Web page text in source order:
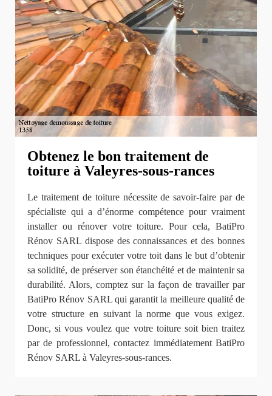
Obtenez le bon traitement de
toiture à Valeyres-sous-rances
Le traitement de toiture nécessite de savoir-faire par de
spécialiste qui a d’énorme compétence pour vraiment
installer ou rénover votre toiture. Pour cela, BatiPro
Rénov SARL dispose des connaissances et des bonnes
techniques pour exécuter votre toit dans le but d’obtenir
sa solidité, de préserver son étanchéité et de maintenir sa
durabilité. Alors, comptez sur la façon de travailler par
BatiPro Rénov SARL qui garantit la meilleure qualité de
votre structure en suivant la norme que vous exigez.
Donc, si vous voulez que votre toiture soit bien traitez
par de professionnel, contactez immédiatement BatiPro
Rénov SARL à Valeyres-sous-rances.